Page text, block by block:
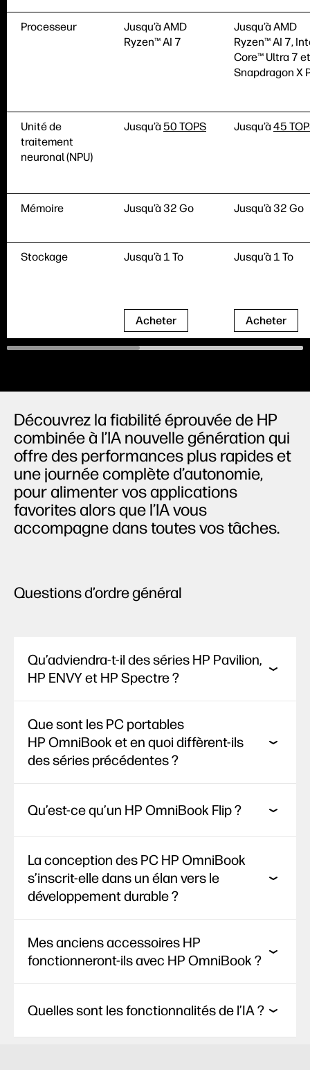
Processeur
Unité de
traitement
neuronal (NPU)
Mémoire
Stockage
Jusqu’à AMD
Ryzen™ AI 7
Jusqu’à 50 TOPS
Jusqu’à 32 Go
Jusqu’à 1 To
Acheter
Jusqu’à AMD
Ryzen™ AI 7,
Core™ Ultra 7 et
Snapdragon X
Jusqu’à45
Jusqu’à 32 Go
Jusqu’à 1 To
Acheter
Découvrez la fiabilité éprouvée de HP
combinée à l’IA nouvelle génération qui
offre des performances plus rapides et
une journée complète d’autonomie,
pour alimenter vos applications
favorites alors que l’IA vous
accompagne dans toutes vos tâches.
Questions d’ordre général
Qu’adviendra-t-il des séries HP Pavilion,
HP ENVY et HP Spectre ?
Que sont les PC portables
HP OmniBook et en quoi diffèrent-ils
des séries précédentes ?
Qu’est-ce qu’un HP OmniBook Flip ?
La conception des PC HP OmniBook
s’inscrit-elle dans un élan vers le
développement durable ?
Mes anciens accessoires HP
fonctionneront-ils avec HP OmniBook ?
Quelles sont les fonctionnalités de l’IA ?